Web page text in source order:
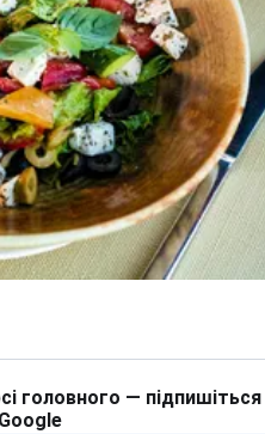
головного — підпишіться